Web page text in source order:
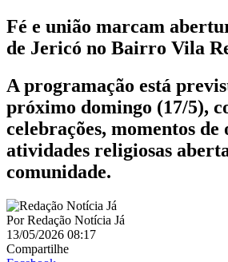
Fé e união marcam
de Jericó no Bairro Vila
A programação está
próximo domingo (17/5),
celebrações, momentos de
atividades religiosas
comunidade.
PorRedação Notícia Já
13/05/2026 08:17
Compartilhe